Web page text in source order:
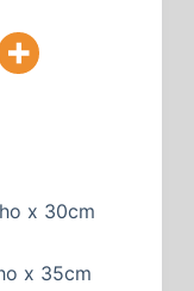
x 30cm
x 35cm